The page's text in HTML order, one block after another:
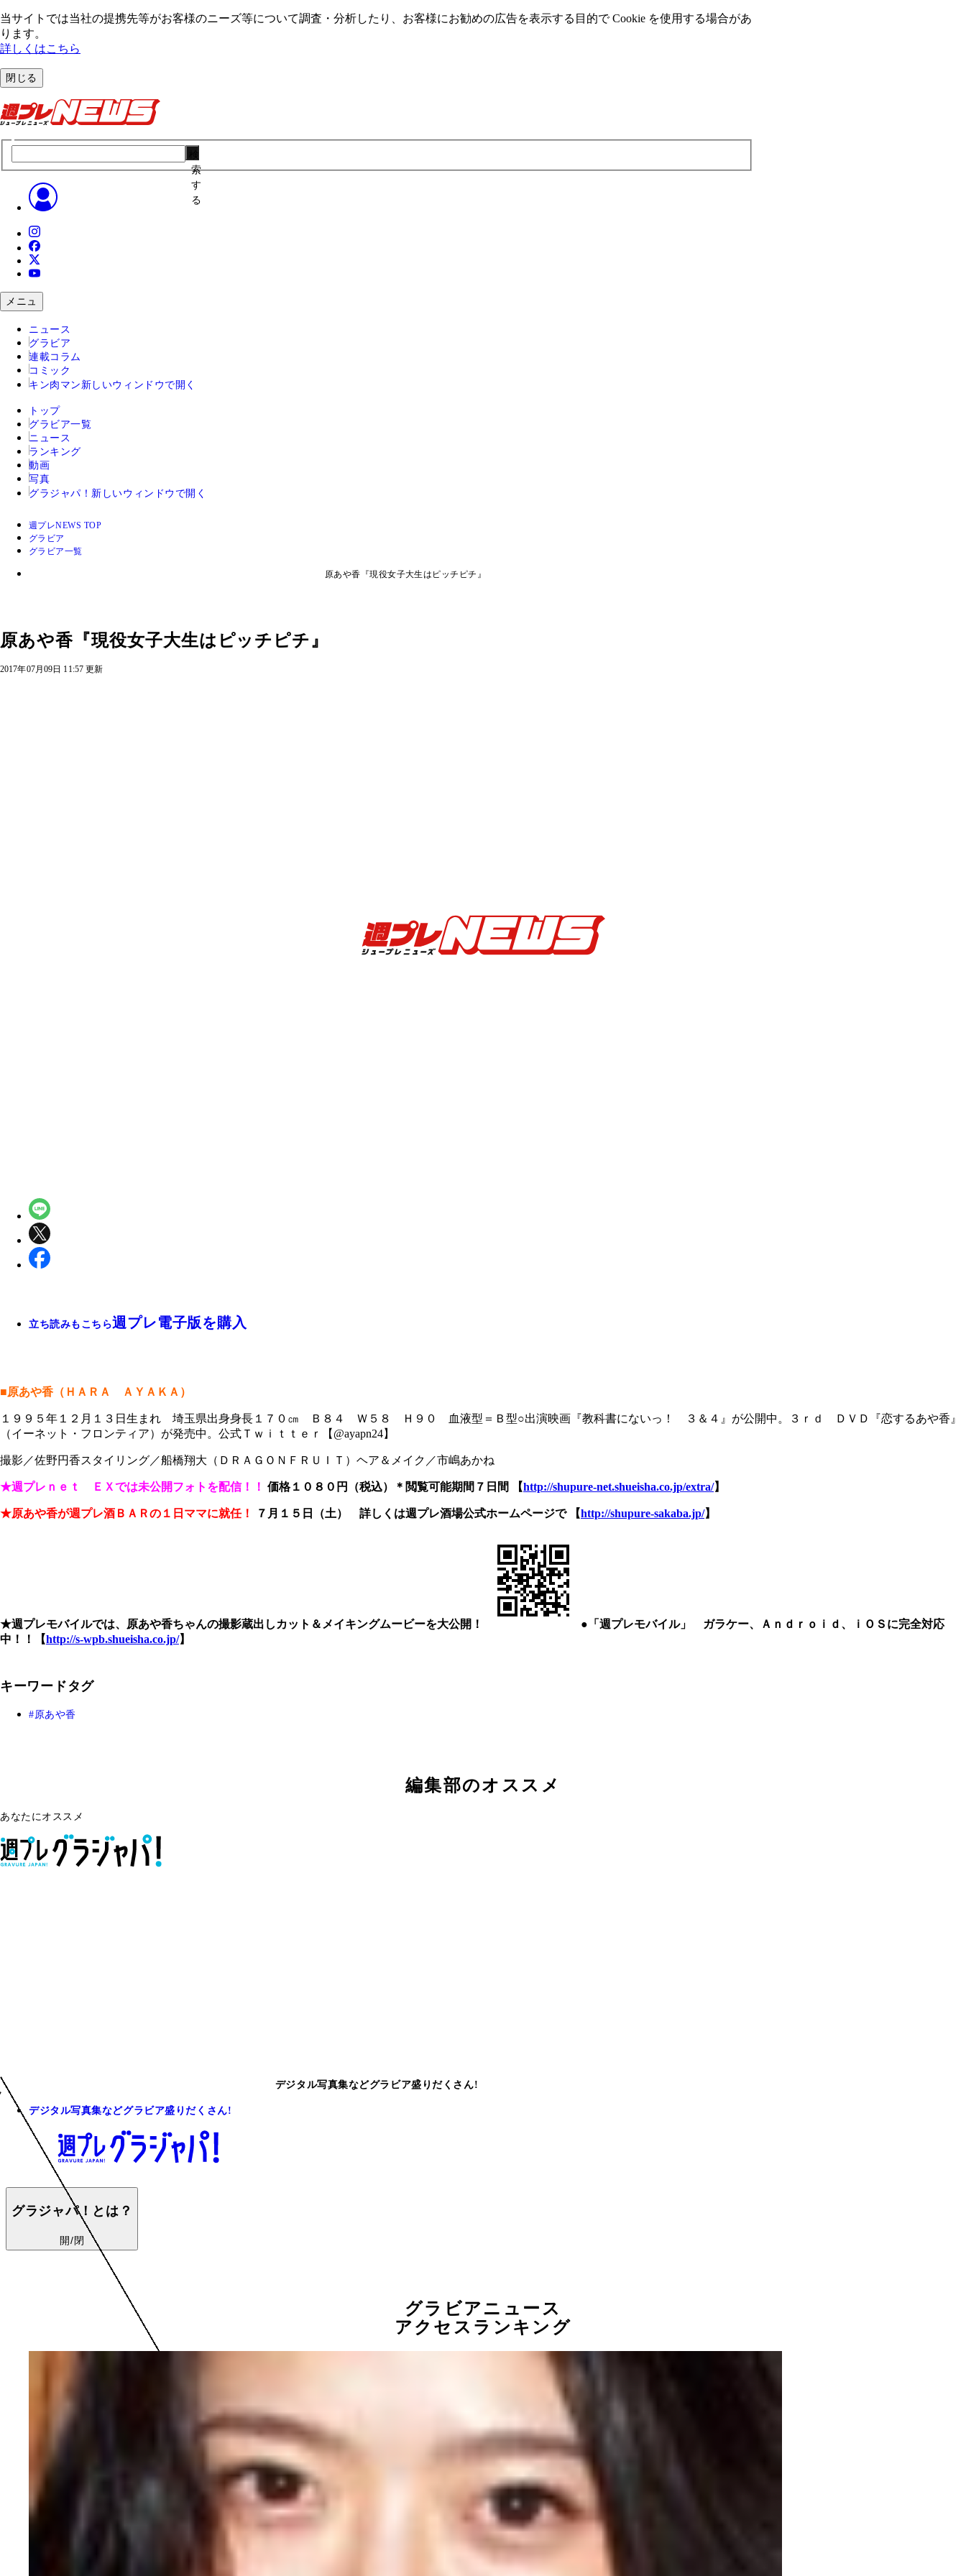
当サイトでは当社の提携先等がお客様のニーズ等について調査・分析したり、お客様にお勧めの広告を表⽰する⽬的で Cookie を使⽤する場合があ
ります。
詳しくはこちら
閉じる
索
す
る
メニュ
ニュース
グラビア
連載コラム
コミック
キン肉マン 新しいウィンドウで開く
トップ
グラビア一覧
ニュース
ランキング
動画
写真
グラジャパ！ 新しいウィンドウで開く
週プレNEWS TOP
グラビア
グラビア一覧
原あや香『現役女子大生はピッチピチ』
原あや香『現役女子大生はピッチピチ』
2017年07月09日 11:57 更新
立ち読みもこちら週プレ電子版を購入
■原あや香（ＨＡＲＡ ＡＹＡＫＡ）
１９９５年１２月１３日生まれ 埼玉県出身身長１７０㎝ Ｂ８４ Ｗ５８ Ｈ９０ 血液型＝Ｂ型○出演映画『教科書にないっ！ ３＆４』が公開中。３ｒｄ ＤＶＤ『恋するあや香』
（イーネット・フロンティア）が発売中。公式Ｔｗｉｔｔｅｒ【@ayapn24】
撮影／佐野円香スタイリング／船橋翔大（ＤＲＡＧＯＮＦＲＵＩＴ）ヘア＆メイク／市嶋あかね
★週プレｎｅｔ ＥＸでは未公開フォトを配信！！ 価格１０８０円（税込）＊閲覧可能期間７日間 【http://shupure-net.shueisha.co.jp/extra/】
★原あや香が週プレ酒ＢＡＲの１日ママに就任！ ７月１５日（土） 詳しくは週プレ酒場公式ホームページで【http://shupure-sakaba.jp/】
★週プレモバイルでは、原あや香ちゃんの撮影蔵出しカット＆メイキングムービーを大公開！
●「週プレモバイル」 ガラケー、Ａｎｄｒｏｉｄ、ｉＯＳに完全対応
中！！【http://s-wpb.shueisha.co.jp/】
キーワードタグ
原あや香
編集部のオススメ
あなたにオススメ
デジタル写真集などグラビア盛りだくさん!
デジタル写真集などグラビア盛りだくさん!
グラジャパ！とは？
開/閉
グラビアニュース
アクセスランキング